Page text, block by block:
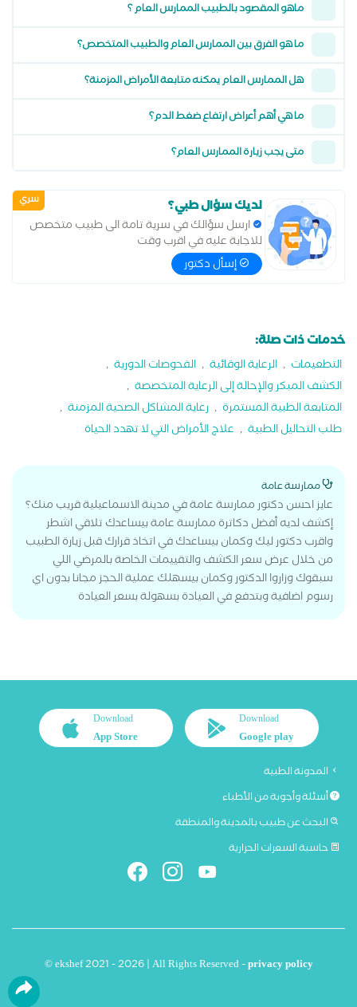
ماهو المقصود بالطبيب الممارس العام ؟
ما هو الفرق بين الممارس العام والطبيب المتخصص؟
هل الممارس العام يمكنه متابعة الأمراض المزمنة؟
ما هي أهم أعراض ارتفاع ضغط الدم؟
متى يجب زيارة الممارس العام؟
سري لديك سؤال طبي؟
ارسل سؤالك في سرية تامة الى طبيب متخصص
للاجابة عليه في اقرب وقت
إسأل دكتور
خدمات ذات صلة:
التطعيمات , الرعاية الوقائية , الفحوصات الدورية ,
الكشف المبكر والإحالة إلى الرعاية المتخصصة ,
المتابعة الطبية المستمرة , رعاية المشاكل الصحية المزمنة ,
طلب التحاليل الطبية , علاج الأمراض التي لا تهدد الحياة
ممارسة عامة
عايز احسن دكتور ممارسة عامة في مدينة الاسماعيلية قريب منك؟
إكشف لديه أفضل دكاترة ممارسة عامة بيساعدك تلاقي اشطر
واقرب دكتور ليك وكمان بيساعدك في اتخاذ قرارك قبل زيارة الطبيب
من خلال عرض سعر الكشف والتقييمات الخاصة بالمرضي اللي
سبقوك وزاروا الدكتور وكمان بيسهلك عملية الحجز مجانا بدون اي
رسوم اضافية وبتدفع في العيادة بسهولة بسعر العيادة
Download
Google play
Download
App Store
المدونة الطبية
أسئلة وأجوبة من الأطباء
البحث عن طبيب بالمدينة والمنطقة
حاسبة السعرات الحرارية
© ekshef 2021 - 2026 | All Rights Reserved -privacy policy